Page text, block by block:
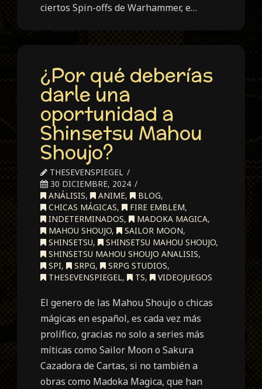
ciertos Spin-offs de Warhammer, e…
¿Por qué deberías
darle una
oportunidad a
Shinsetsu Mahou
Shoujo?
THESEVENSPIEGEL
30 DICIEMBRE, 2024
ANÁLISIS, ANIME, BLOG,
CHICAS MÁGICAS, FIRE EMBLEM,
INDETERMINADOS, MADOKA MAGICA,
MAHOU SHOUJO, SAILOR MOON,
SHINSETSU, SHINSETSU MAHOU SHOUJO,
SHINSETSU MAHOU SHOUJO ANALISIS,
SPI, SRPG, SRPG STUDIOS,
THESEVENSPIEGEL, TS, VIDEOJUEGOS
El genero de las Mahou Shoujo o chicas
mágicas en español, es cada vez más
prolífico, gracias no solo a series más
míticas como Sailor Moon o Sakura
Cazadora de Cartas, si no también a
obras como Madoka Magica, que han